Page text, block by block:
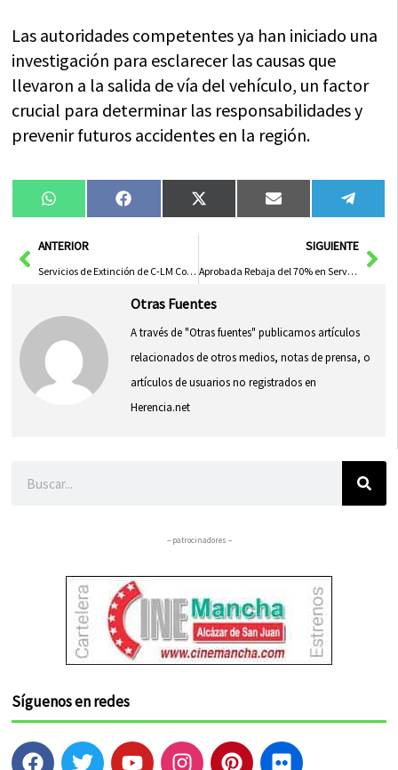
Las autoridades competentes ya han iniciado una
investigación para esclarecer las causas que
llevaron a la salida de vía del vehículo, un factor
crucial para determinar las responsabilidades y
prevenir futuros accidentes en la región.
Compartir
en
WhatsAppCompartir
en
FacebookCompartir
en
X
(Twitter)
Compartir
en
Email
en
AntANTERIOR
Servicios de Extinción de C-LM Combaten Incendios en Hellín y Loranca de Tajuña
SIGUIENTE
Aprobada Rebaja del 70% en Servicio de Medicina Deportiva en Toledo
Otras Fuentes
A través de "Otras fuentes" publicamos artículos
relacionados de otros medios, notas de prensa, o
artículos de usuarios no registrados en
Herencia.net
– patrocinadores –
Síguenos en redes
F T Y I P F